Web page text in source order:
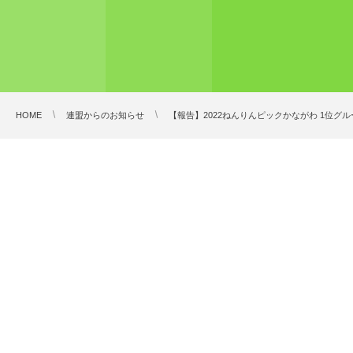
HOME 連盟からのお知らせ 【報告】2022ねんりんピックかながわ 1位グ